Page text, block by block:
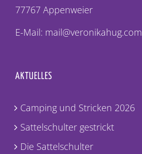
77767 Appenweier
E-Mail: mail@veronikahug.com
AKTUELLES
Camping und Stricken 2026
Sattelschulter gestrickt
Die Sattelschulter